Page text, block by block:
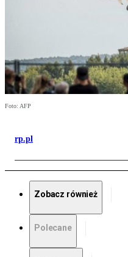
Foto: AFP
rp.pl
Zobacz również
Polecane